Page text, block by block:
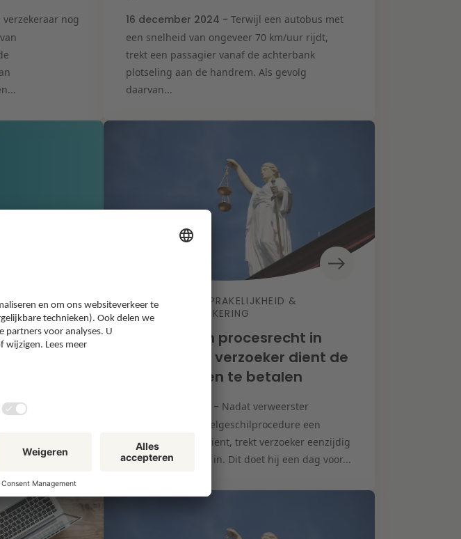
verzekeraar nog
16 december 2024 - Terwijl een autobus met
een snelheid van ongeveer 70 km/uur rijdt,
trekt een passagier vanaf de achterbank
plotseling aan de handrem. Als gevolg
daarvan...
u
ARTIKEL
AANSPRAKELIJKHEID &
VERZEKERING
Misbruik van procesrecht in
deelgeschil: verzoeker dient de
proceskosten te betalen
28 oktober 2024 - Nadat verweerster
(Achmea) in de deelgeschilprocedure een
verweerschrift indient, trekt verzoeker eenzijdig
zijn verzoekschrift in. Dit doet hij een dag voor...